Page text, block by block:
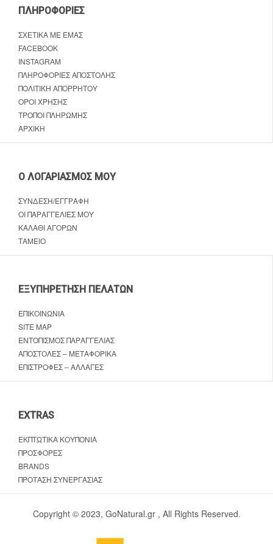
ΠΛΗΡΟΦΟΡΊΕΣ
ΣΧΕΤΙΚΆ ΜΕ ΕΜΆΣ
FACEBOOK
INSTAGRAM
ΠΛΗΡΟΦΟΡΊΕΣ ΑΠΟΣΤΟΛΉΣ
ΠΟΛΙΤΙΚΉ ΑΠΟΡΡΉΤΟΥ
ΌΡΟΙ ΧΡΉΣΗΣ
ΤΡΌΠΟΙ ΠΛΗΡΩΜΉΣ
ΑΡΧΙΚΉ
Ο ΛΟΓΑΡΙΑΣΜΌΣ ΜΟΥ
ΣΎΝΔΕΣΗ/ΕΓΓΡΑΦΉ
ΟΙ ΠΑΡΑΓΓΕΛΊΕΣ ΜΟΥ
ΚΑΛΆΘΙ ΑΓΟΡΏΝ
ΤΑΜΕΊΟ
ΕΞΥΠΗΡΈΤΗΣΗ ΠΕΛΑΤΏΝ
ΕΠΙΚΟΙΝΩΝΊΑ
SITE MAP
ΕΝΤΟΠΙΣΜΌΣ ΠΑΡΑΓΓΕΛΊΑΣ
ΑΠΟΣΤΟΛΈΣ – ΜΕΤΑΦΟΡΙΚΆ
ΕΠΙΣΤΡΟΦΈΣ – ΑΛΛΑΓΈΣ
EXTRAS
ΕΚΠΤΩΤΙΚΆ ΚΟΥΠΌΝΙΑ
ΠΡΟΣΦΟΡΈΣ
BRANDS
ΠΡΌΤΑΣΗ ΣΥΝΕΡΓΑΣΊΑΣ
Copyright © 2023, GoNatural.gr , All Rights Reserved.